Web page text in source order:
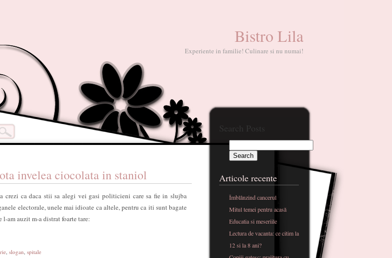
Bistro Lila
Experiente in familie! Culinare si nu numai!
invelea ciocolata in staniol
crezi ca daca stii sa alegi vei gasi politicieni care sa fie in slujba
electorale, unele mai idioate ca altele, pentru ca iti sunt bagate
am auzit m-a distrat foarte tare:
, slogan, spitale
Search Posts
Articole recente
Îmblânzind cancerul
Mitul temei pentru acasă
Educatia si meseriile
Lectura de vacanta: ce citim la
12 si la 8 ani?